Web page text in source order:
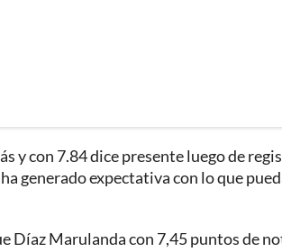
y con 7.84 dice presente luego de
generado expectativa con lo que
Díaz Marulanda con 7,45 puntos de